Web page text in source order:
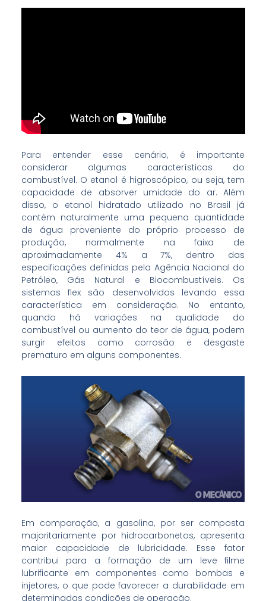
Para entender esse cenário, é importante
considerar algumas características do
combustível. O etanol é higroscópico, ou seja, tem
capacidade de absorver umidade do ar. Além
disso, o etanol hidratado utilizado no Brasil já
contém naturalmente uma pequena quantidade
de água proveniente do próprio processo de
produção, normalmente na faixa de
aproximadamente 4% a 7%, dentro das
especificações definidas pela Agência Nacional do
Petróleo, Gás Natural e Biocombustíveis. Os
sistemas flex são desenvolvidos levando essa
característica em consideração. No entanto,
quando há variações na qualidade do
combustível ou aumento do teor de água, podem
surgir efeitos como corrosão e desgaste
prematuro em alguns componentes.
Em comparação, a gasolina, por ser composta
majoritariamente por hidrocarbonetos, apresenta
maior capacidade de lubricidade. Esse fator
contribui para a formação de um leve filme
lubrificante em componentes como bombas e
injetores, o que pode favorecer a durabilidade em
determinadas condições de operação.